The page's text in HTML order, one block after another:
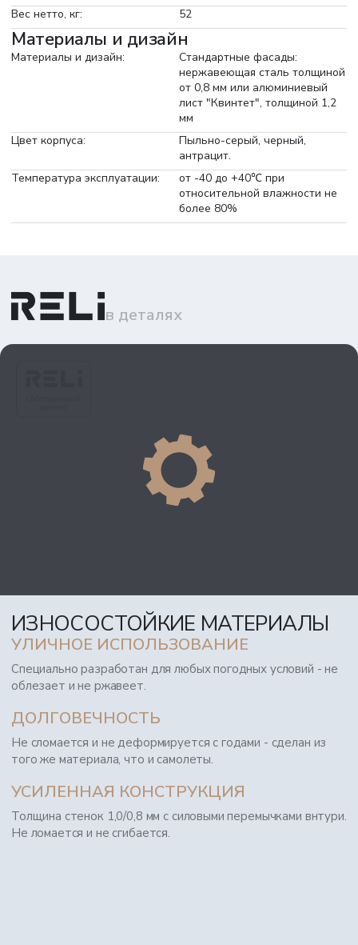
Вес нетто, кг:
52
Материалы и дизайн
Материалы и дизайн:
Стандартные фасады:
нержавеющая сталь толщиной
от 0,8 мм или алюминиевый
лист "Квинтет", толщиной 1,2
мм
Цвет корпуса:
Пыльно-серый, черный,
антрацит.
Температура эксплуатации:
от -40 до +40℃ при
относительной влажности не
более 80%
в деталях
ИЗНОСОСТОЙКИЕ МАТЕРИАЛЫ
УЛИЧНОЕ ИСПОЛЬЗОВАНИЕ
Специально разработан для любых погодных условий - не
облезает и не ржавеет.
ДОЛГОВЕЧНОСТЬ
Не сломается и не деформируется с годами - сделан из
того же материала, что и самолеты.
УСИЛЕННАЯ КОНСТРУКЦИЯ
Толщина стенок 1,0/0,8 мм с силовыми перемычками внтури.
Не ломается и не сгибается.